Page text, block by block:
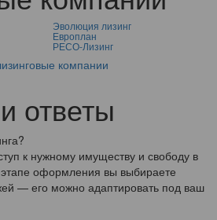
Эволюция лизинг
Европлан
РЕСО-Лизинг
компании
ответы
к нужному имуществу и свободу в
оформления вы выбираете
— его можно адаптировать под ваш